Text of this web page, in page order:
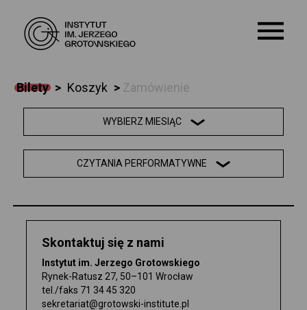
O NAS
KALENDARIUM
WARSZTATY
EDUKACJA
SZKOŁA
ARCHIWUM
Bilety > Koszyk > Zamówienie
WYBIERZ MIESIĄC
CZYTANIA PERFORMATYWNE
Skontaktuj się z nami
Instytut im. Jerzego Grotowskiego
Rynek-Ratusz 27, 50–101 Wrocław
tel./faks 71 34 45 320
sekretariat@grotowski-institute.pl